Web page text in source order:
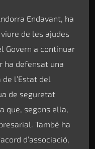
Endavant, ha
de les ajudes
Govern a continuar
ha defensat una
l’Estat del
de seguretat
que, segons ella,
També ha
d’associació,